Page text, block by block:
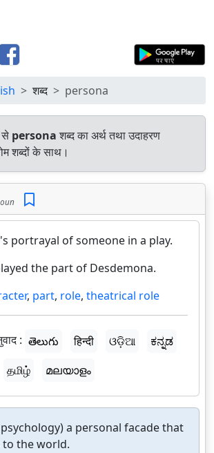
शब्द persona
से personaशब्द का अर्थ तथा उदाहरण
शब्दों के साथ।
portrayal of someone in a play.
the part of Desdemona.
, part, role, theatrical role
: తెలుగు हिन्दी ଓଡ଼ିଆ
ಕನ್ನಡ
தமிழ் മലയാളം
a personal facade that
to the world.